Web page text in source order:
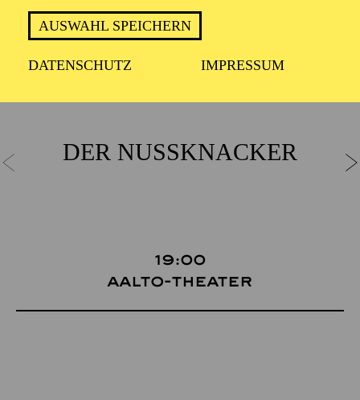
AUSWAHL SPEICHERN
DATENSCHUTZ IMPRESSUM
Sa 07 November
DER NUSSKNACKER
19:00
Aalto-Theater